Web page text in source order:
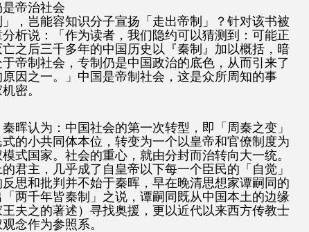
帝治社会
，岂能容知识分子宣扬「走出帝制」？针对该书被
析说：「作为读者，我们隐约可以猜测到：可能正
之后三千多年的中国历史以『秦制』加以概括，暗
帝制社会，专制仍是中国政治的底色，从而引来了
因之一。」中国是帝制社会，这是众所周知的事
密。
晖认为：中国社会的第一次转型，即「周秦之变」
的小共同体本位，转变为一个以皇帝和官僚制度为
式国家。社会的重心，就由分封而治转向大一统。
君主，几乎成了自皇帝以下每一个臣民的「自觉」
思和批判并不始于秦晖，早在晚清思想家谭嗣同的
「两千年皆秦制」之说，谭嗣同既从中国本土的边缘
夫之的著述）寻找奥援，更以近代以来西方传教士
念作为参照系。